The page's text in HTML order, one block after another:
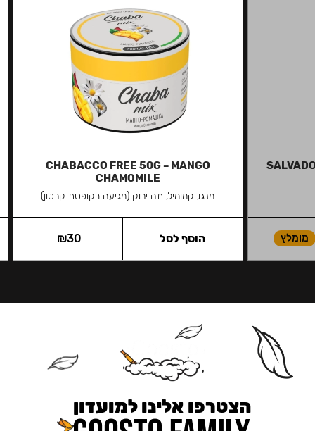
מומלץ
CHABACCO FREE 50G – MANGO
CHAMOMILE
מנגו, קמומיל, תה ירוק (מגיעה בקופסת קרטון)
₪30 הוסף לסל
הצטרפו אלינו למועדון